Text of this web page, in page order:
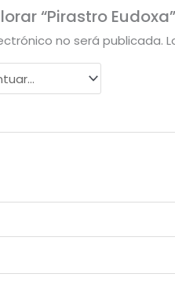
“Pirastro Eudoxa”
no será publicada.